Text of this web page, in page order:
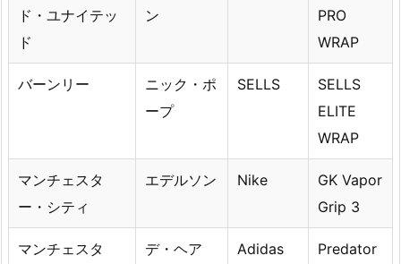
ド・ユナイテッ
ド
ン
PRO
WRAP
バーンリー
ニック・ポ
ープ
SELLS
SELLS
ELITE
WRAP
マンチェスタ
ー・シティ
エデルソン Nike
GK Vapor
Grip 3
マンチェスタ
デ・ヘア Adidas
Predator